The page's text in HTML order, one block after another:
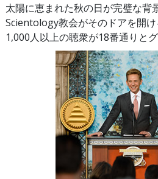
太陽に恵まれた秋の日が完璧な背
Scientology教会がそのドアを開け
1,000人以上の聴衆が18番通りと